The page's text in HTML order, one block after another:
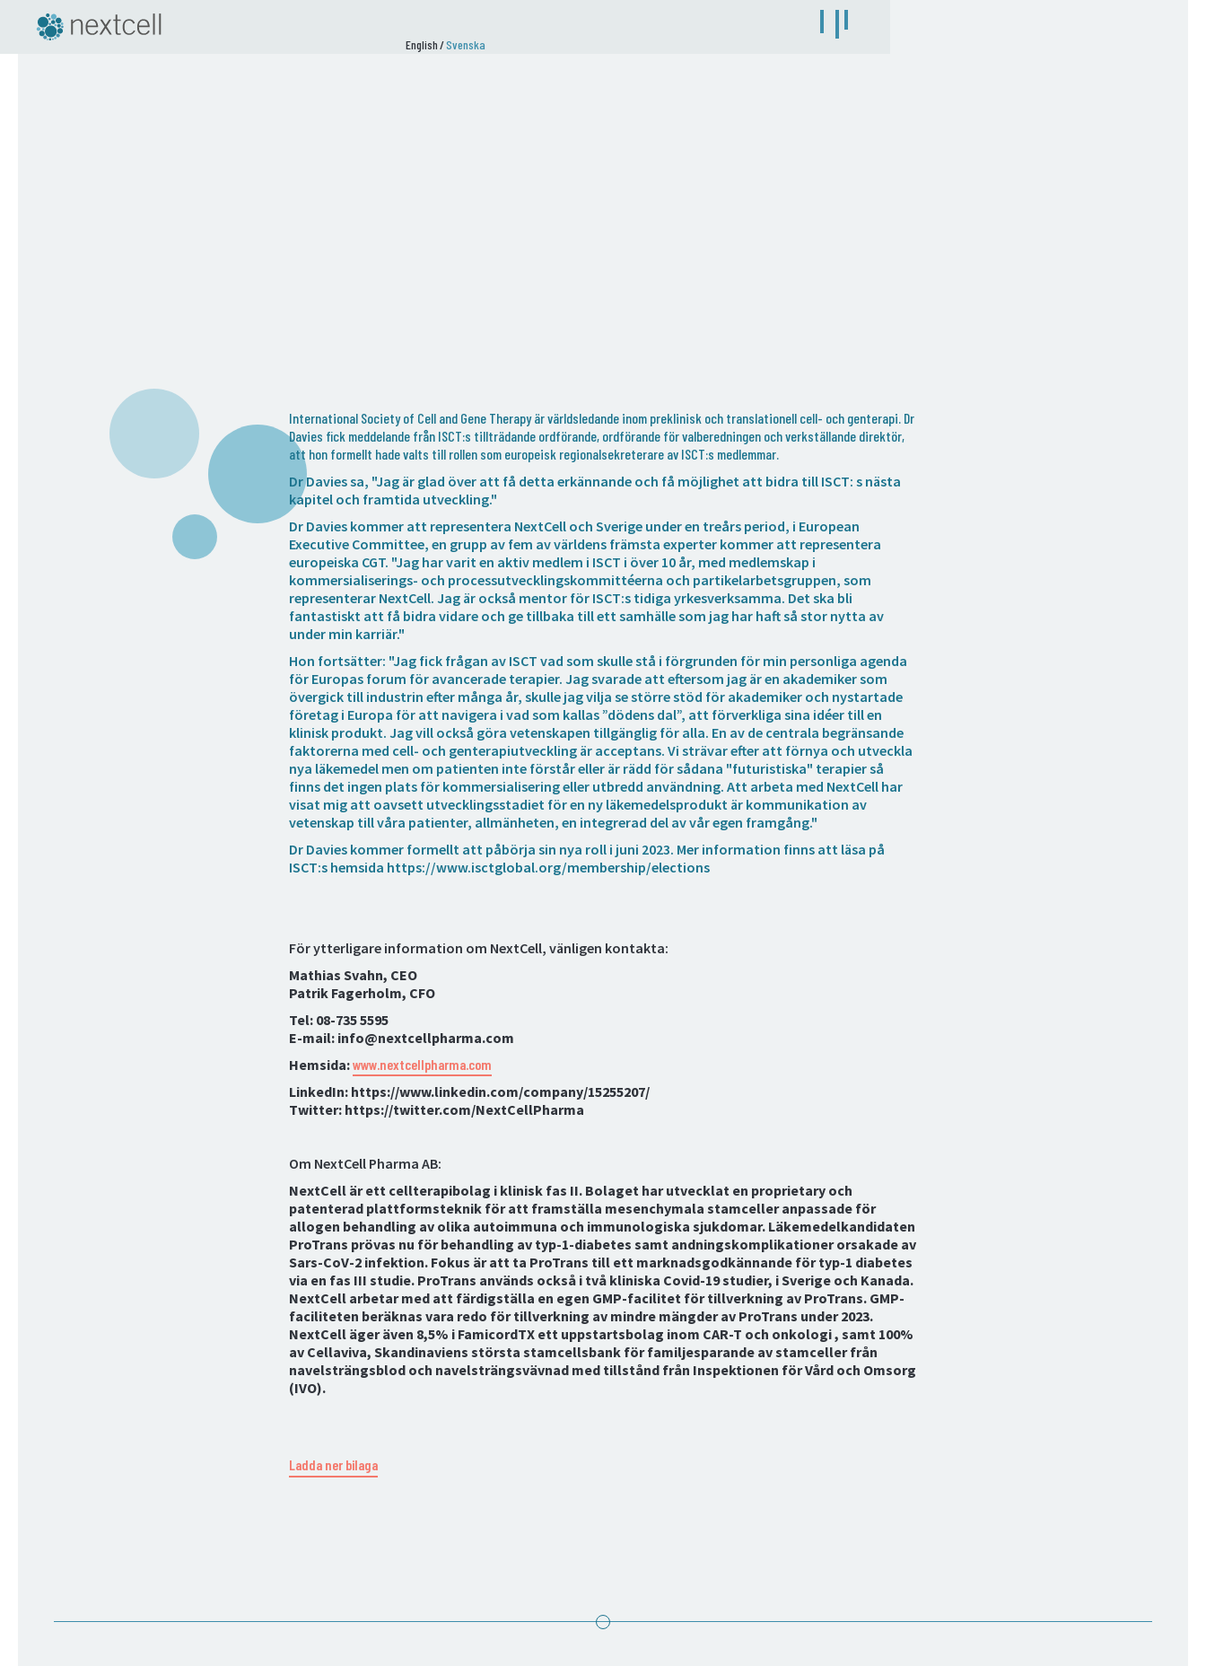
English/Svenska
International Society of Cell and Gene Therapy är världsledande inom preklinisk och translationell cell- och genterapi. Dr
Davies fick meddelande från ISCT:s tillträdande ordförande, ordförande för valberedningen och verkställande direktör,
att hon formellt hade valts till rollen som europeisk regionalsekreterare av ISCT:s medlemmar.
Dr Davies sa, "Jag är glad över att få detta erkännande och få möjlighet att bidra till ISCT: s nästa
kapitel och framtida utveckling."
Dr Davies kommer att representera NextCell och Sverige under en treårs period, i European
Executive Committee, en grupp av fem av världens främsta experter kommer att representera
europeiska CGT. "Jag har varit en aktiv medlem i ISCT i över 10 år, med medlemskap i
kommersialiserings- och processutvecklingskommittéerna och partikelarbetsgruppen, som
representerar NextCell. Jag är också mentor för ISCT:s tidiga yrkesverksamma. Det ska bli
fantastiskt att få bidra vidare och ge tillbaka till ett samhälle som jag har haft så stor nytta av
under min karriär."
Hon fortsätter: "Jag fick frågan av ISCT vad som skulle stå i förgrunden för min personliga agenda
för Europas forum för avancerade terapier. Jag svarade att eftersom jag är en akademiker som
övergick till industrin efter många år, skulle jag vilja se större stöd för akademiker och nystartade
företag i Europa för att navigera i vad som kallas ”dödens dal”, att förverkliga sina idéer till en
klinisk produkt. Jag vill också göra vetenskapen tillgänglig för alla. En av de centrala begränsande
faktorerna med cell- och genterapiutveckling är acceptans. Vi strävar efter att förnya och utveckla
nya läkemedel men om patienten inte förstår eller är rädd för sådana "futuristiska" terapier så
finns det ingen plats för kommersialisering eller utbredd användning. Att arbeta med NextCell har
visat mig att oavsett utvecklingsstadiet för en ny läkemedelsprodukt är kommunikation av
vetenskap till våra patienter, allmänheten, en integrerad del av vår egen framgång."
Dr Davies kommer formellt att påbörja sin nya roll i juni 2023. Mer information finns att läsa på
ISCT:s hemsida https://www.isctglobal.org/membership/elections
För ytterligare information om NextCell, vänligen kontakta:
Mathias Svahn, CEO
Patrik Fagerholm, CFO
Tel: 08-735 5595
E-mail: info@nextcellpharma.com
Hemsida:www.nextcellpharma.com
LinkedIn: https://www.linkedin.com/company/15255207/
Twitter: https://twitter.com/NextCellPharma
Om NextCell Pharma AB:
NextCell är ett cellterapibolag i klinisk fas II. Bolaget har utvecklat en proprietary och
patenterad plattformsteknik för att framställa mesenchymala stamceller anpassade för
allogen behandling av olika autoimmuna och immunologiska sjukdomar. Läkemedelkandidaten
ProTrans prövas nu för behandling av typ-1-diabetes samt andningskomplikationer orsakade av
Sars-CoV-2 infektion. Fokus är att ta ProTrans till ett marknadsgodkännande för typ-1 diabetes
via en fas III studie. ProTrans används också i två kliniska Covid-19 studier, i Sverige och Kanada.
NextCell arbetar med att färdigställa en egen GMP-facilitet för tillverkning av ProTrans. GMP-
faciliteten beräknas vara redo för tillverkning av mindre mängder av ProTrans under 2023.
NextCell äger även 8,5% i FamicordTX ett uppstartsbolag inom CAR-T och onkologi , samt 100%
av Cellaviva, Skandinaviens största stamcellsbank för familjesparande av stamceller från
navelsträngsblod och navelsträngsvävnad med tillstånd från Inspektionen för Vård och Omsorg
(IVO).
Ladda ner bilaga